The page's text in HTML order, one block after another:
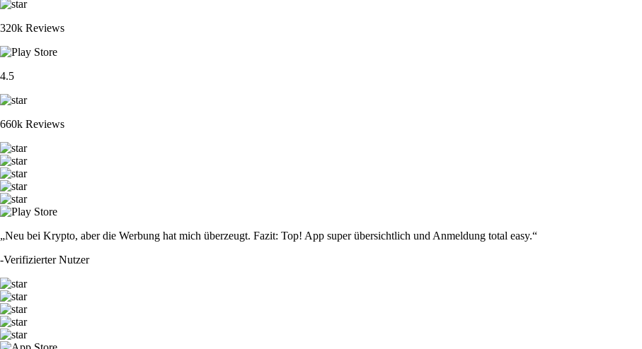
320k Reviews
4.5
660k Reviews
„Neu bei Krypto, aber die Werbung hat mich überzeugt. Fazit: Top! App super übersichtlich und Anmeldung total easy.“
-Verifizierter Nutzer